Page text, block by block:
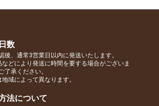
数
後、通常3営業日以内に発送いたします。
などにより発送に時間を要する場合がございま
了承ください。
域によって異なります。
法について